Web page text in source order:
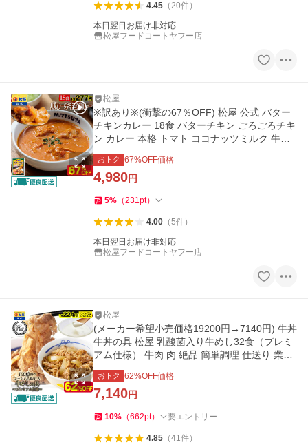
4.45（20件）
本日翌日お届け非対応
松屋フードコートヤフー店
松屋
※訳あり※(衝撃の67％OFF) 松屋 公式 バター
チキンカレー 18食 バターチキン ごろごろチキ
ン カレー 本格 トマト ココナッツミルク 牛肉
肉 まつや 食品 非常食
おトク 67%OFF価格
4,980円
5% （231pt）
4.00（5件）
本日翌日お届け非対応
松屋フードコートヤフー店
松屋
(メーカー希望小売価格19200円→7140円) 牛丼
牛丼の具 松屋 乳酸菌入り牛めし32食（プレミ
アム仕様） 牛肉 肉 絶品 簡単調理 仕送り 業務
用 食品 お弁当 非常食
おトク 62%OFF価格
7,140円
10% （662pt） 要エントリー
4.85（41件）